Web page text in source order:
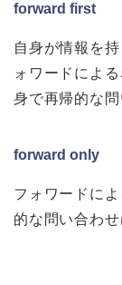
forward first
自身が情報を
ォワードによ
身で再帰的な問
forward only
フォワードに
的な問い合わせ